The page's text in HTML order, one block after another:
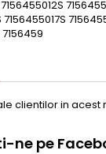
clientilor in acest
ne pe